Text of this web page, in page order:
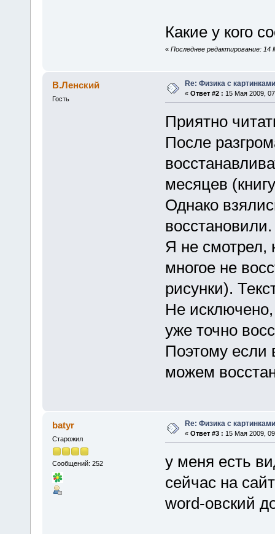
Какие у кого
« Последнее редактирование: 14
В.Ленский
Гость
Re: Физика с картинками
« Ответ #2 : 15 Мая 2009,
Приятно
После
месяцев
Однако
восстановили.
Я не смотрел,
многое не
рисунки).
Не исключено,
уже точно
Поэтому если
можем
batyr
Старожил
Сообщений: 252
Re: Физика с картинками
« Ответ #3 : 15 Мая 2009,
у меня есть
сейчас на
word-овский